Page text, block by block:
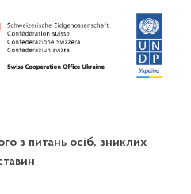
з питань осіб, зниклих